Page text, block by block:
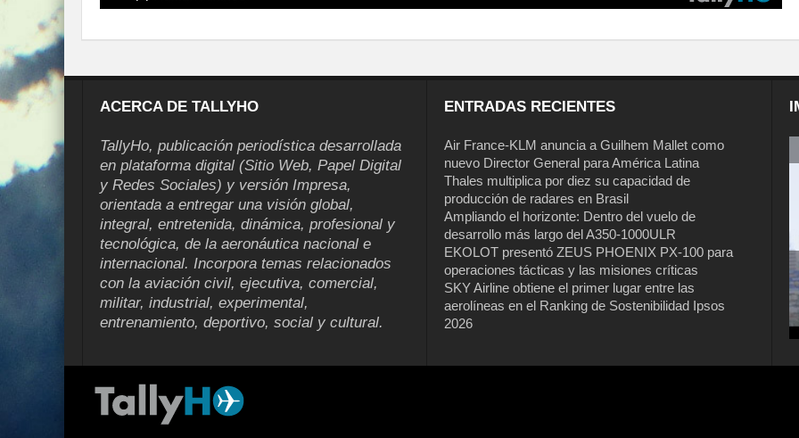
ACERCA DE TALLYHO
TallyHo, publicación periodística desarrollada
en plataforma digital (Sitio Web, Papel Digital
y Redes Sociales) y versión Impresa,
orientada a entregar una visión global,
integral, entretenida, dinámica, profesional y
tecnológica, de la aeronáutica nacional e
internacional. Incorpora temas relacionados
con la aviación civil, ejecutiva, comercial,
militar, industrial, experimental,
entrenamiento, deportivo, social y cultural.
ENTRADAS RECIENTES
Air France-KLM anuncia a Guilhem Mallet como
nuevo Director General para América Latina
Thales multiplica por diez su capacidad de
producción de radares en Brasil
Ampliando el horizonte: Dentro del vuelo de
desarrollo más largo del A350-1000ULR
EKOLOT presentó ZEUS PHOENIX PX-100 para
operaciones tácticas y las misiones críticas
SKY Airline obtiene el primer lugar entre las
aerolíneas en el Ranking de Sostenibilidad Ipsos
2026
Air France-KLM anuncia a Guilhem
Mallet como nuevo Director General
para América Latina